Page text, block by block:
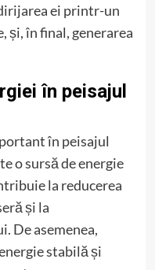
ei printr-un
și, în final, generarea
în peisajul
în peisajul
o sursă de energie
la reducerea
și la
De asemenea,
stabilă și